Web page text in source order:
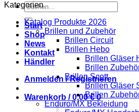
Suchen
nach:
Start
Shop
News
Kontakt
Händler
Anmelden / Registrieren
Warenkorb /0,00€ 0
Kategorien
Katalog Produkte 2026
Brillen und Zubehör
Brillen Circuit
Brillen Hebo
Brillen Gläser
Brillen
Brillen Scott
Brillen Gläser
Brillen
Enduro/MX Bekleidung